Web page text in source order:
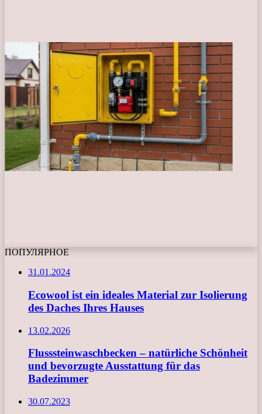
ПОПУЛЯРНОЕ
31.01.2024
Ecowool ist ein ideales Material zur Isolierung
des Daches Ihres Hauses
13.02.2026
Flusssteinwaschbecken – natürliche Schönheit
und bevorzugte Ausstattung für das
Badezimmer
30.07.2023